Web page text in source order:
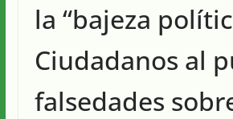
la “bajeza
Ciudadanos al
falsedades